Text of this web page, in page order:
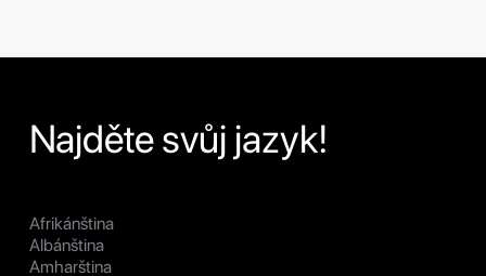
Najděte svůj jazyk!
Afrikánština
Albánština
Amharština